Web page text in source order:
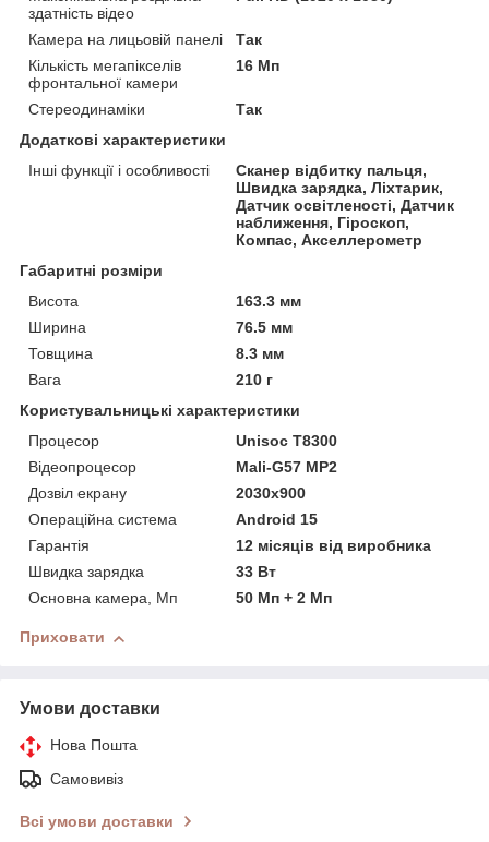
здатність відео
Камера на лицьовій панелі
Так
Кількість мегапікселів
фронтальної камери
16 Мп
Стереодинаміки
Так
Додаткові характеристики
Інші функції і особливості
Сканер відбитку пальця,
Швидка зарядка, Ліхтарик,
Датчик освітленості, Датчик
наближення, Гіроскоп,
Компас, Акселлерометр
Габаритні розміри
Висота
163.3 мм
Ширина
76.5 мм
Товщина
8.3 мм
Вага
210 г
Користувальницькі характеристики
Процесор
Unisoc T8300
Відеопроцесор
Mali-G57 MP2
Дозвіл екрану
2030x900
Операційна система
Android 15
Гарантія
12 місяців від виробника
Швидка зарядка
33 Вт
Основна камера, Мп
50 Мп + 2 Мп
Приховати
Умови доставки
Нова Пошта
Самовивіз
Всі умови доставки